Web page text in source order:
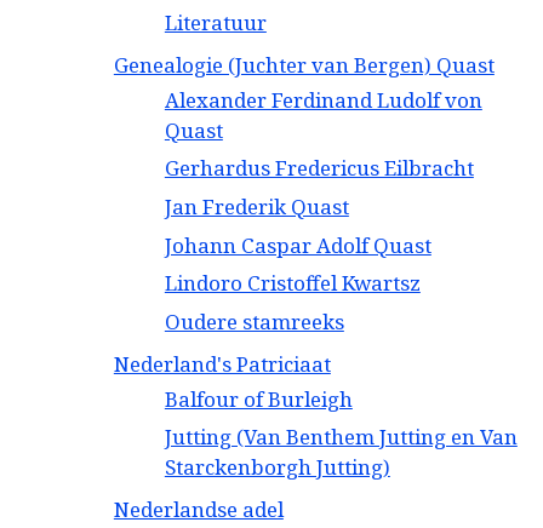
Literatuur
Genealogie (Juchter van Bergen) Quast
Alexander Ferdinand Ludolf von
Quast
Gerhardus Fredericus Eilbracht
Jan Frederik Quast
Johann Caspar Adolf Quast
Lindoro Cristoffel Kwartsz
Oudere stamreeks
Nederland's Patriciaat
Balfour of Burleigh
Jutting (Van Benthem Jutting en Van
Starckenborgh Jutting)
Nederlandse adel